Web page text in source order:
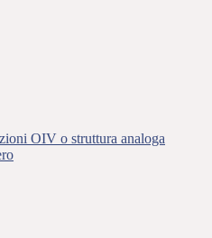
OIV o struttura analoga